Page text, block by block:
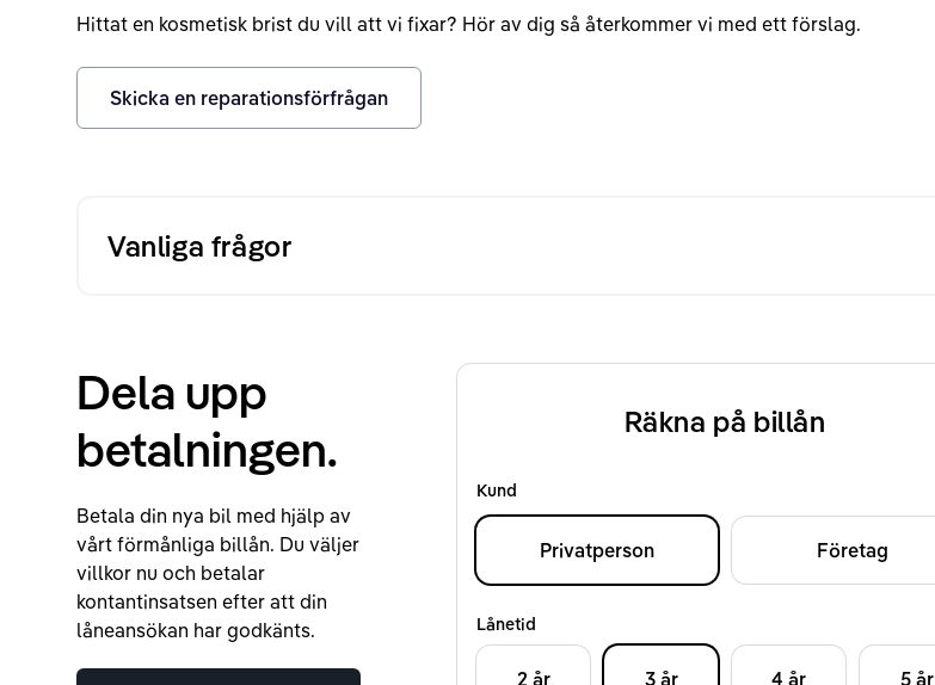
Hittat en kosmetisk brist du vill att vi fixar? Hör av dig så återkommer vi med ett förslag.
Skicka en reparationsförfrågan
Vanliga frågor
Dela upp
betalningen.
Betala din nya bil med hjälp av
vårt förmånliga billån. Du väljer
villkor nu och betalar
kontantinsatsen efter att din
låneansökan har godkänts.
Räkna på billån
Kund
Privatperson Företag
Lånetid
2 år 3 år 4 år 5 år